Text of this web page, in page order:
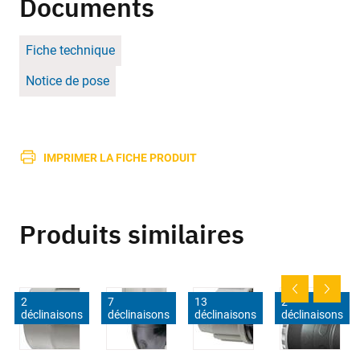
Documents
Fiche technique
Notice de pose
IMPRIMER LA FICHE PRODUIT
Produits similaires
2
déclinaisons
7
déclinaisons
13
déclinaisons
2
déclinaisons